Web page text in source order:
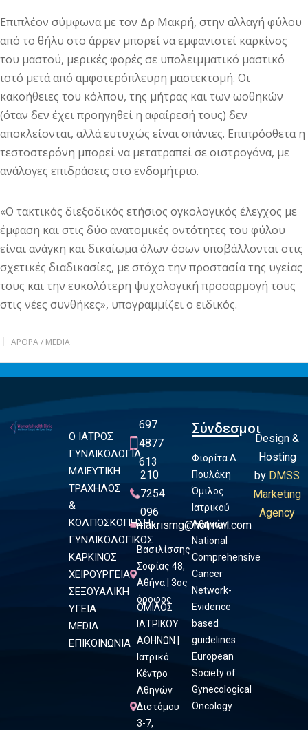
Επιπλέον σύμφωνα με τον Δρ Μακρή, στην αλλαγή φύλου
από το θήλυ στο άρρεν μπορεί να εμφανιστεί καρκίνος
του μαστού, μερικές φορές σε υπολειμματικό μαστικό
ιστό μετά από αμφοτερόπλευρη μαστεκτομή. Οι
κακοήθειες του κόλπου, της μήτρας και των ωοθηκών
(όταν δεν έχει προηγηθεί η αφαίρεσή τους) δεν
αποκλείονται, αλλά ευτυχώς είναι σπάνιες. Επιπρόσθετα η
τεστοστερόνη μπορεί να μετατραπεί σε οιστρογόνα, με
ανάλογες επιδράσεις στο ενδομήτριο.
«Ο τακτικός διεξοδικός ετήσιος ογκολογικός έλεγχος με
έμφαση και στις δύο ανατομικές οντότητες του φύλου
είναι ανάγκη και δικαίωμα όλων όσων υποβάλλονται στις
σχετικές διαδικασίες, με στόχο την προστασία της υγείας
τους και την ευκολότερη ψυχολογική προσαρμογή τους
στις νέες συνθήκες», υπογραμμίζει ο ειδικός.
ΆΡΘΡΑ / MEDIA
Ο ΙΑΤΡΟΣ
ΓΥΝΑΙΚΟΛΟΓΙΑ
ΜΑΙΕΥΤΙΚΗ
ΤΡΑΧΗΛΟΣ
&
ΚΟΛΠΟΣΚΟΠΗΣΗ
ΓΥΝΑΙΚΟΛΟΓΙΚΟΣ
ΚΑΡΚΙΝΟΣ
ΧΕΙΡΟΥΡΓΕΙΑ
ΣΕΞΟΥΑΛΙΚΗ
ΥΓΕΙΑ
MEDIA
ΕΠΙΚΟΙΝΩΝΙΑ
697
4877
613
210
7254
096
makrismg@hotmail.com
Βασιλίσσης
Σοφίας 48,
Αθήνα | 3ος
όροφος
ΟΜΙΛΟΣ
ΙΑΤΡΙΚΟΥ
ΑΘΗΝΩΝ |
Ιατρικό
Κέντρο
Αθηνών
Διστόμου
3-7,
Σύνδεσμοι
Φιορίτα Α.
Πουλάκη
Όμιλος
Ιατρικού
Αθηνών
National
Comprehensive
Cancer
Network-
Evidence
based
guidelines
European
Society of
Gynecological
Oncology
Design &
Hosting
by DMSS
Marketing
Agency